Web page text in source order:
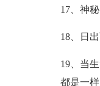
17、神
18、日
19、当
都是一